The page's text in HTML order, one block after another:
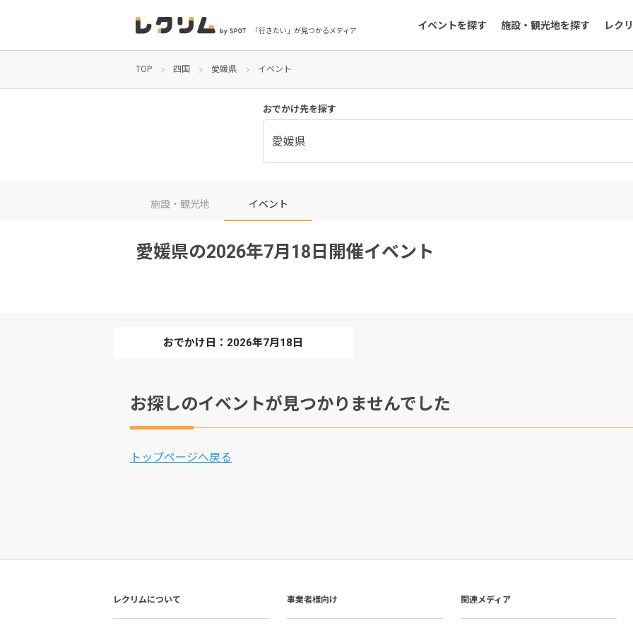
「行きたい」が見つかるメディア イベントを探す 施設・観光地を探す レク
TOP 四国 愛媛県 イベント
おでかけ先を探す
愛媛県
施設・観光地 イベント
愛媛県の2026年7月18日開催イベント
おでかけ日：2026年7月18日
お探しのイベントが見つかりませんでした
トップページへ戻る
レクリムについて 事業者様向け 関連メディア